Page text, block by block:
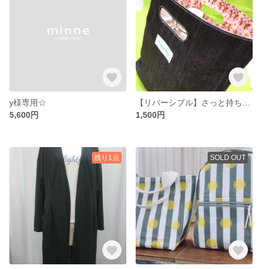
y様専用☆
5,600円
1,500円
残り1点 SOLD OUT